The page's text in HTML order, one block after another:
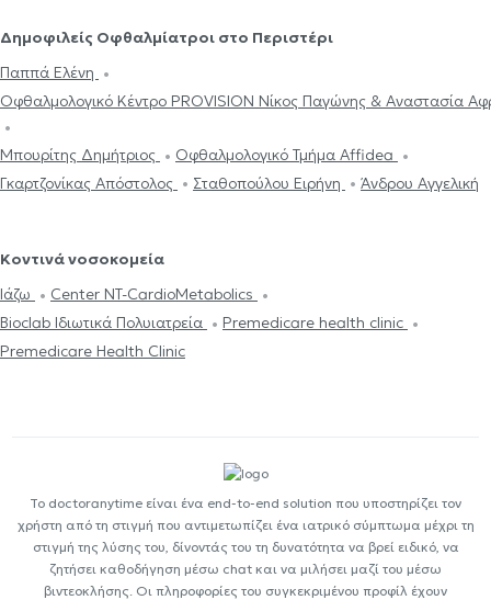
Δημοφιλείς Οφθαλμίατροι στο Περιστέρι
Παππά Ελένη
Οφθαλμολογικό Κέντρο PROVISION Νίκος Παγώνης & Αναστασία
Μπουρίτης Δημήτριος
Οφθαλμολογικό Τμήμα Affidea
Γκαρτζονίκας Απόστολος
Σταθοπούλου Ειρήνη Άνδρου Αγγελική
Κοντινά νοσοκομεία
Ιάζω
Center NT-CardioMetabolics
Bioclab Ιδιωτικά Πολυιατρεία
Premedicare health clinic
Premedicare Health Clinic
Το doctoranytime είναι ένα end-to-end solution που υποστηρίζει τον
χρήστη από τη στιγμή που αντιμετωπίζει ένα ιατρικό σύμπτωμα μέχρι τη
στιγμή της λύσης του, δίνοντάς του τη δυνατότητα να βρεί ειδικό, να
ζητήσει καθοδήγηση μέσω chat και να μιλήσει μαζί του μέσω
βιντεοκλήσης. Οι πληροφορίες του συγκεκριμένου προφίλ έχουν